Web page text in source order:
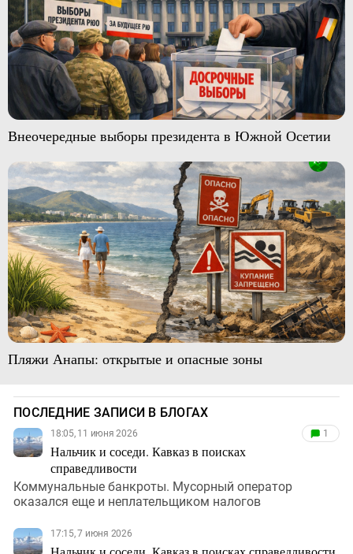
Внеочередные выборы президента в Южной Осетии
Пляжи Анапы: открытые и опасные зоны
ПОСЛЕДНИЕ ЗАПИСИ В БЛОГАХ
18:05, 11 июня 2026
Нальчик и соседи. Кавказ в поисках
справедливости
1
Коммунальные банкроты. Мусорный оператор
оказался еще и неплательщиком налогов
17:15, 7 июня 2026